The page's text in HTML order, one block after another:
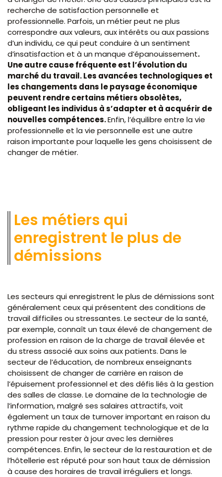
recherche de satisfaction personnelle et
professionnelle. Parfois, un métier peut ne plus
correspondre aux valeurs, aux intérêts ou aux passions
d’un individu, ce qui peut conduire à un sentiment
d’insatisfaction et à un manque d’épanouissement.
Une autre cause fréquente est l’évolution du
marché du travail. Les avancées technologiques et
les changements dans le paysage économique
peuvent rendre certains métiers obsolètes,
obligeant les individus à s’adapter et à acquérir de
nouvelles compétences.Enfin, l’équilibre entre la vie
professionnelle et la vie personnelle est une autre
raison importante pour laquelle les gens choisissent de
changer de métier.
Les métiers qui
enregistrent le plus de
démissions
Les secteurs qui enregistrent le plus de démissions sont
généralement ceux qui présentent des conditions de
travail difficiles ou stressantes. Le secteur de la santé,
par exemple, connaît un taux élevé de changement de
profession en raison de la charge de travail élevée et
du stress associé aux soins aux patients. Dans le
secteur de l’éducation, de nombreux enseignants
choisissent de changer de carrière en raison de
l’épuisement professionnel et des défis liés à la gestion
des salles de classe. Le domaine de la technologie de
l’information, malgré ses salaires attractifs, voit
également un taux de turnover important en raison du
rythme rapide du changement technologique et de la
pression pour rester à jour avec les dernières
compétences. Enfin, le secteur de la restauration et de
l’hôtellerie est réputé pour son haut taux de démission
à cause des horaires de travail irréguliers et longs.